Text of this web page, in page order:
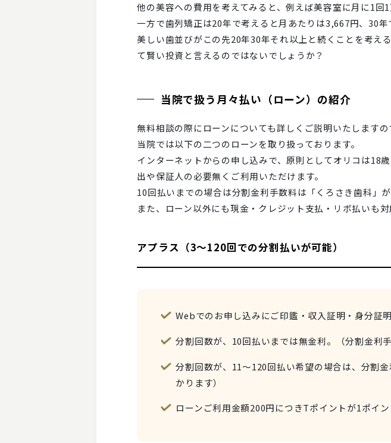
他の美容への費用を考えてみると、例えば美容室に月に1回
一方で歯列矯正は20年で考えると月あたりは3,667円、30年
美しい歯並びがこの先20年30年それ以上と続くことを考え
て賢い投資と言えるのではないでしょうか？
当院で扱う月々払い（ローン）の紹介
無料相談の際にローンについても詳しくご説明いたしますの
当院では以下の二つのローンを取り扱っております。
インターネットからの申し込みで、原則としてオリコは18
出や保証人の必要無くご利用いただけます。
10回払いまでの場合は分割金利手数料は「くろさき歯科」が
また、ローン以外にも現金・クレジット支払・リボ払いも
アプラス（3～120回での分割払いが可能）
Webでのお申し込みにご印鑑・収入証明・身分証
分割回数が、10回払いまでは無金利。（分割金利
分割回数が、11～120回払い希望の場合は、分割
かります）
ローンご利用金額200円につきTポイントが1ポイン